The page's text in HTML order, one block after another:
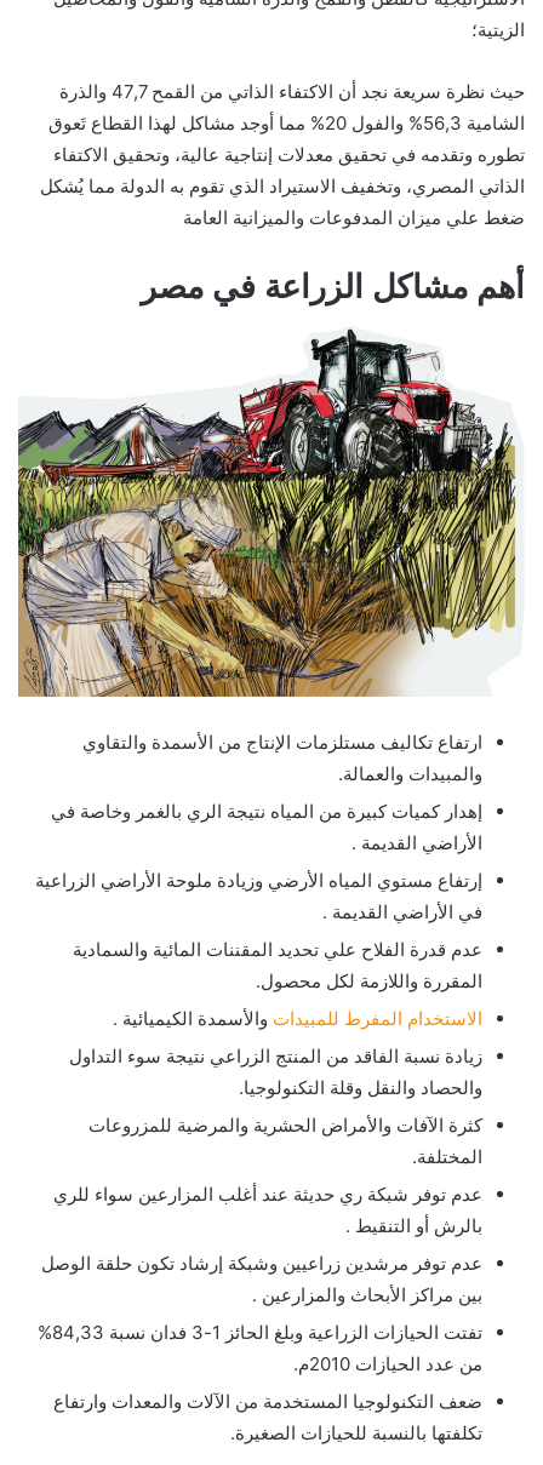
الزيتية؛
حيث نظرة سريعة نجد أن الاكتفاء الذاتي من القمح 47,7 والذرة
الشامية 56,3% والفول 20% مما أوجد مشاكل لهذا القطاع تَعوق
تطوره وتقدمه في تحقيق معدلات إنتاجية عالية، وتحقيق الاكتفاء
الذاتي المصري، وتخفيف الاستيراد الذي تقوم به الدولة مما يُشكل
ضغط علي ميزان المدفوعات والميزانية العامة
أهم مشاكل الزراعة في مصر
ارتفاع تكاليف مستلزمات الإنتاج من الأسمدة والتقاوي
والمبيدات والعمالة.
إهدار كميات كبيرة من المياه نتيجة الري بالغمر وخاصة في
الأراضي القديمة .
إرتفاع مستوي المياه الأرضي وزيادة ملوحة الأراضي الزراعية
في الأراضي القديمة .
عدم قدرة الفلاح علي تحديد المقننات المائية والسمادية
المقررة واللازمة لكل محصول.
الاستخدام المفرط للمبيدات والأسمدة الكيميائية .
زيادة نسبة الفاقد من المنتج الزراعي نتيجة سوء التداول
والحصاد والنقل وقلة التكنولوجيا.
كثرة الآفات والأمراض الحشرية والمرضية للمزروعات
المختلفة.
عدم توفر شبكة ري حديثة عند أغلب المزارعين سواء للري
بالرش أو التنقيط .
عدم توفر مرشدين زراعيين وشبكة إرشاد تكون حلقة الوصل
بين مراكز الأبحاث والمزارعين .
تفتت الحيازات الزراعية وبلغ الحائز 1-3 فدان نسبة 84,33%
من عدد الحيازات 2010م.
ضعف التكنولوجيا المستخدمة من الآلات والمعدات وارتفاع
تكلفتها بالنسبة للحيازات الصغيرة.